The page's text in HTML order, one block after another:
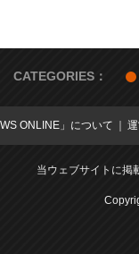
CATEGORIES：
ONLINE」について
当ウェブサイトに掲